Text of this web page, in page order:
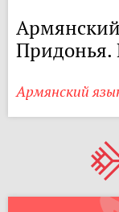
Придонья.
Армянский